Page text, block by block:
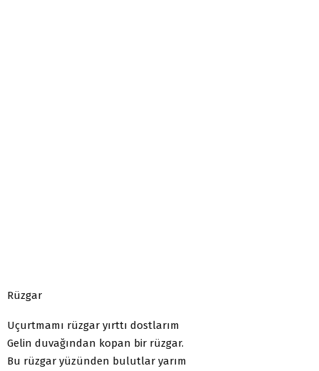
Rüzgar
Uçurtmamı rüzgar yırttı dostlarım
Gelin duvağından kopan bir rüzgar.
Bu rüzgar yüzünden bulutlar yarım